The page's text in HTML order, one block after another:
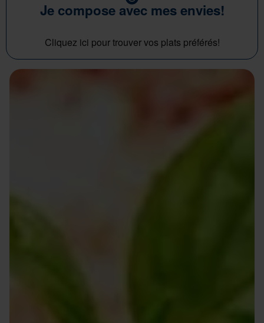
Je compose avec mes envies!
Cliquez ici pour trouver vos plats préférés!